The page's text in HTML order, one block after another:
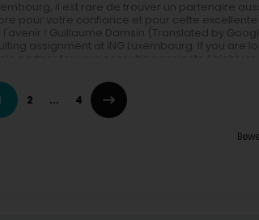
il est rare de trouver un partenaire
pour votre confiance et pour cette
! Guillaume Damsin (Translated by
assignment at ING Luxembourg. If you are
partner for your consulting projects, I highly
HR documents, and service tracking are all
and transparent, allowing you to focus on
the quality of my interactions with Cédric,
salary calculations are clear and
several umbrella companies in
2 ... 4